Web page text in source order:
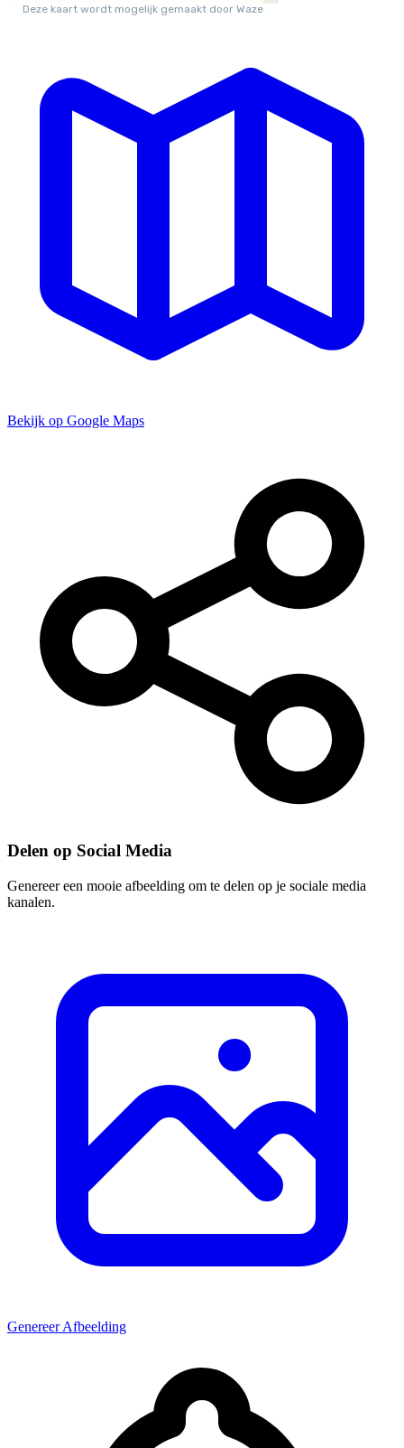
Bekijk op Google Maps
Delen op Social Media
Genereer een mooie afbeelding om te delen op je sociale media
kanalen.
Genereer Afbeelding